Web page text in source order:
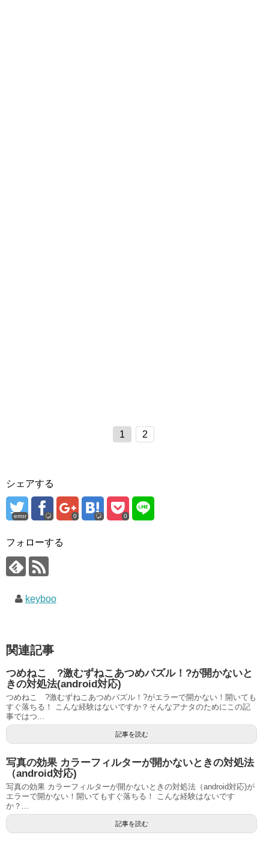
1 2
シェアする
error 0 0
フォローする
keyboo
関連記事
つめねこ ?激むずねこあつめパズル！?が開かないと
きの対処法(android対応)
つめねこ ?激むずねこあつめパズル！?がエラーで開かない！開いても
すぐ落ちる！ こんな経験はないですか？そんなアナタのためにこの記
事ではつ...
記事を読む
写真の効果 カラーフィルターが開かないときの対処法
（android対応)
写真の効果 カラーフィルターが開かないときの対処法（android対応)が
エラーで開かない！開いてもすぐ落ちる！ こんな経験はないです
か？...
記事を読む